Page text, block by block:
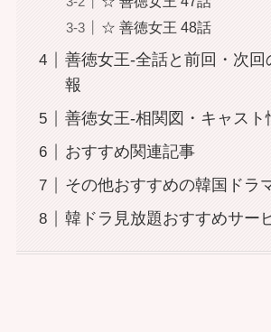
☆ 善徳女王 48話
善徳女王-全話と前回・次回
報
善徳女王-相関図・キャスト
おすすめ関連記事
その他おすすめの韓国ドラ
韓ドラ見放題おすすめサー